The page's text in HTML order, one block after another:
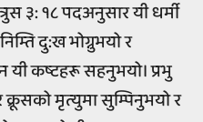
३: १८ पदअनुसार यी धर्मी
दु:ख भोग्नुभयो र
यी कष्टहरू सहनुभयो। प्रभु
मृत्युमा सुम्पिनुभयो र